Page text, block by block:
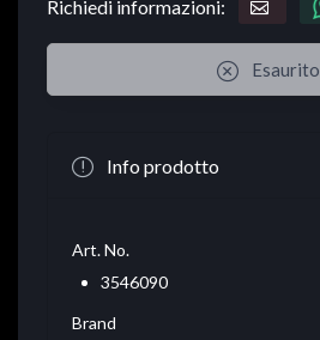
Richiedi informazioni:
Esaurito
Info prodotto
Art. No.
3546090
Brand